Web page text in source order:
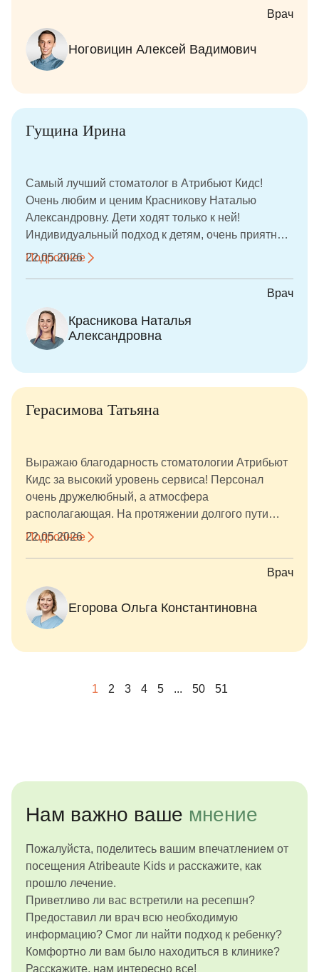
комфортную атмосферу, благодаря чему поход к
внимательный, терпеливый и чуткий врач,
который всё объясняет и относится к детям с
действительно любит свою работу и переживает
за результат. Девочки идут на приём без страха и
даже с удовольствием, а для родителей это очень
пациентах!
Врач
Ноговицин Алексей Вадимович
Гущина Ирина
Самый лучший стоматолог в Атрибьют Кидс!
Очень любим и ценим Красникову Наталью
Александровну. Дети ходят только к ней!
Индивидуальный подход к детям, очень приятная
атмосфера! Лечим зубки без уколов!
Подробнее
22.05.2026
Врач
Красникова Наталья
Александровна
Герасимова Татьяна
Выражаю благодарность стоматологии Атрибьют
Кидс за высокий уровень сервиса! Персонал
очень дружелюбный, а атмосфера
располагающая. На протяжении долгого пути
лечения чувствовалось внимание и забота.
лечения. Даже в непростых ситуациях она
находила решение, и искренняя поддержка
отношение — теперь знаю, к кому обращаться в
Подробнее
22.05.2026
Врач
Егорова Ольга Константиновна
1 2 3 4 5 ... 50 51
Нам важно ваше мнение
Пожалуйста, поделитесь вашим впечатлением от
посещения Atribeaute Kids и расскажите, как
прошло лечение.
Приветливо ли вас встретили на ресепшн?
Предоставил ли врач всю необходимую
информацию? Смог ли найти подход к ребенку?
Комфортно ли вам было находиться в клинике?
Расскажите, нам интересно все!